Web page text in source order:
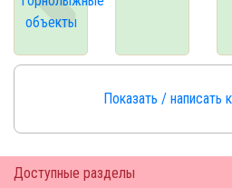
Доступные разделы
объекты
Показать / написать